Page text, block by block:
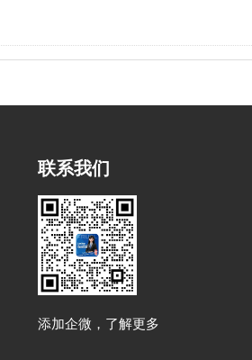
联系我们
添加企微，了解更多